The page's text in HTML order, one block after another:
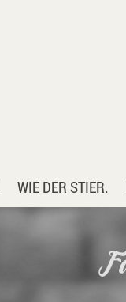
WIE DER STIER.